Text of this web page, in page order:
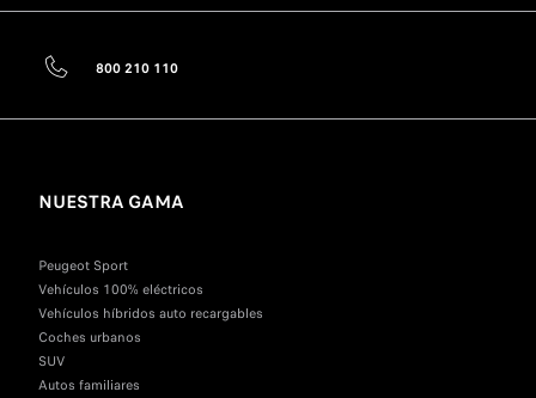
800 210 110
NUESTRA GAMA
Peugeot Sport
Vehículos 100% eléctricos
Vehículos híbridos auto recargables
Coches urbanos
SUV
Autos familiares